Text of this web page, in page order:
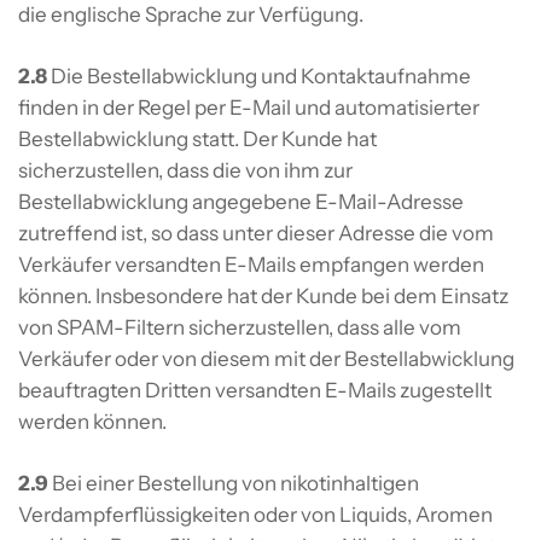
die englische Sprache zur Verfügung.
2.8 Die Bestellabwicklung und Kontaktaufnahme
finden in der Regel per E-Mail und automatisierter
Bestellabwicklung statt. Der Kunde hat
sicherzustellen, dass die von ihm zur
Bestellabwicklung angegebene E-Mail-Adresse
zutreffend ist, so dass unter dieser Adresse die vom
Verkäufer versandten E-Mails empfangen werden
können. Insbesondere hat der Kunde bei dem Einsatz
von SPAM-Filtern sicherzustellen, dass alle vom
Verkäufer oder von diesem mit der Bestellabwicklung
beauftragten Dritten versandten E-Mails zugestellt
werden können.
2.9 Bei einer Bestellung von nikotinhaltigen
Verdampferflüssigkeiten oder von Liquids, Aromen